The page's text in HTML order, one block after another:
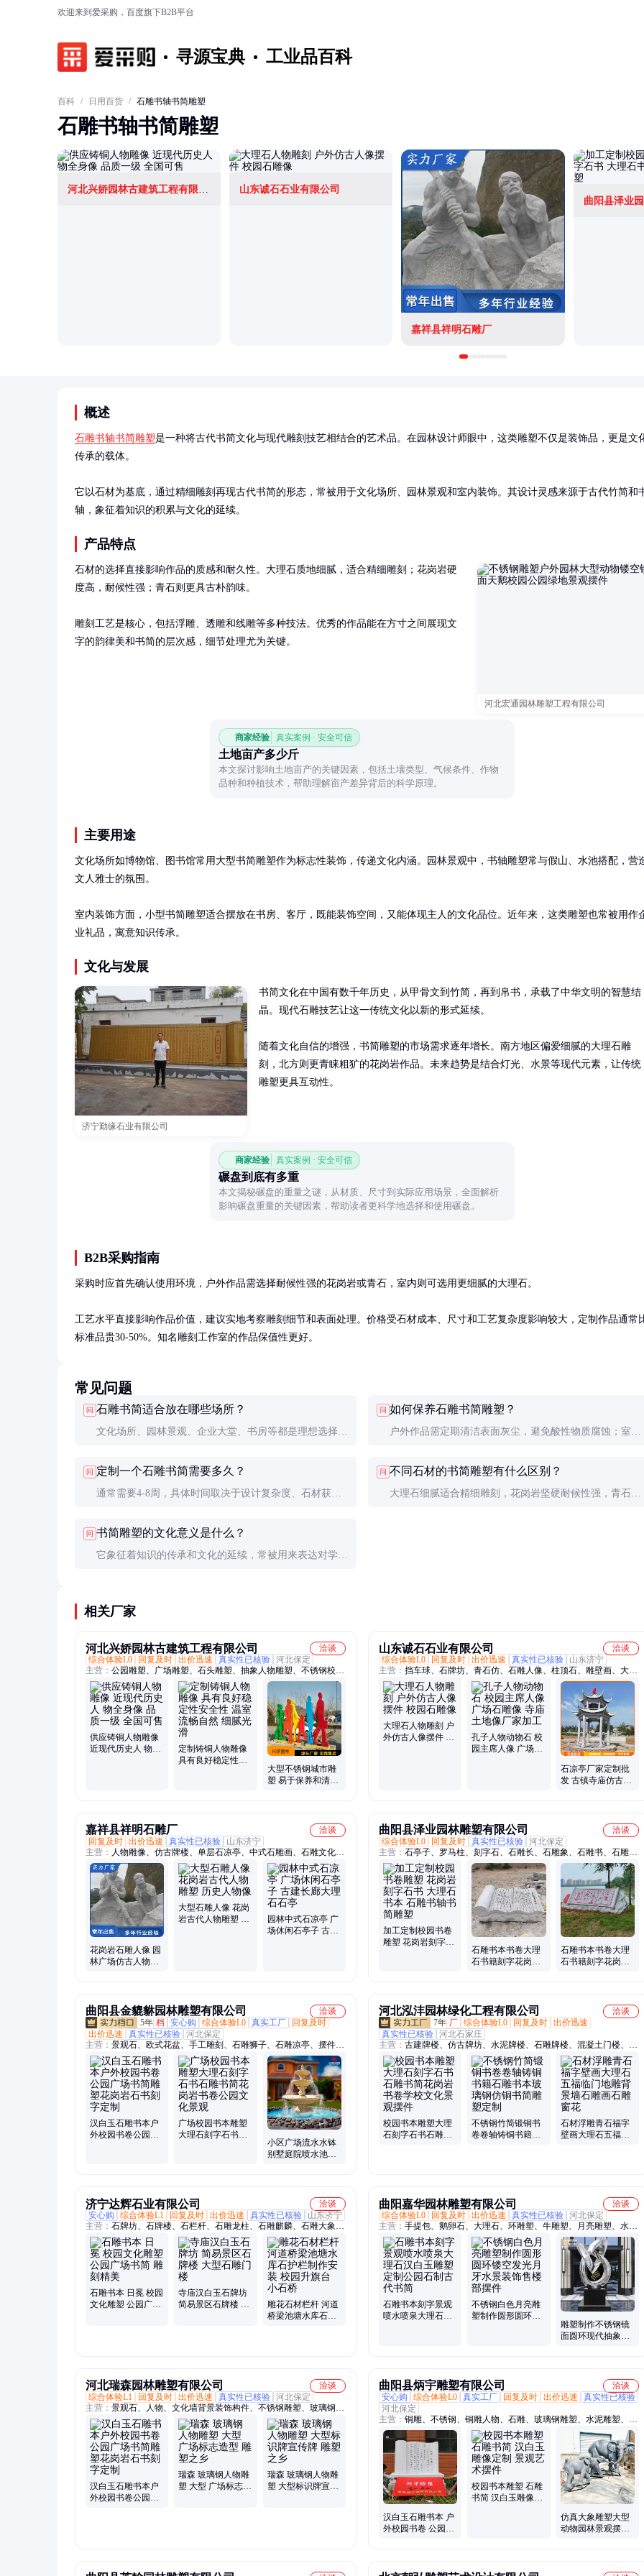
欢迎来到爱采购，百度旗下B2B平台
寻源宝典 工业品百科
百科 / 日用百货 / 石雕书轴书简雕塑
石雕书轴书简雕塑
河北兴娇园林古建筑工程有限公司 山东诚石石业有限公司
嘉祥县祥明石雕厂
曲阳县泽业
概述
石雕书轴书简雕塑是一种将古代书简文化与现代雕刻技艺相结合的艺术品。在园林设计师眼中，这类雕塑不仅是装饰品，更是文
传承的载体。
它以石材为基底，通过精细雕刻再现古代书简的形态，常被用于文化场所、园林景观和室内装饰。其设计灵感来源于古代竹简和
轴，象征着知识的积累与文化的延续。
产品特点
河北宏通园林雕塑工程有限公司
石材的选择直接影响作品的质感和耐久性。大理石质地细腻，适合精细雕刻；花岗岩硬
度高，耐候性强；青石则更具古朴韵味。
雕刻工艺是核心，包括浮雕、透雕和线雕等多种技法。优秀的作品能在方寸之间展现文
字的韵律美和书简的层次感，细节处理尤为关键。
商家经验 真实案例 · 安全可信
土地亩产多少斤
本文探讨影响土地亩产的关键因素，包括土壤类型、气候条件、作物
品种和种植技术，帮助理解亩产差异背后的科学原理。
主要用途
文化场所如博物馆、图书馆常用大型书简雕塑作为标志性装饰，传递文化内涵。园林景观中，书轴雕塑常与假山、水池搭配，营
文人雅士的氛围。
室内装饰方面，小型书简雕塑适合摆放在书房、客厅，既能装饰空间，又能体现主人的文化品位。近年来，这类雕塑也常被用作
业礼品，寓意知识传承。
文化与发展
济宁勤缘石业有限公司
书简文化在中国有数千年历史，从甲骨文到竹简，再到帛书，承载了中华文明的智慧结
晶。现代石雕技艺让这一传统文化以新的形式延续。
随着文化自信的增强，书简雕塑的市场需求逐年增长。南方地区偏爱细腻的大理石雕
刻，北方则更青睐粗犷的花岗岩作品。未来趋势是结合灯光、水景等现代元素，让传统
雕塑更具互动性。
商家经验 真实案例 · 安全可信
碾盘到底有多重
本文揭秘碾盘的重量之谜，从材质、尺寸到实际应用场景，全面解析
影响碾盘重量的关键因素，帮助读者更科学地选择和使用碾盘。
B2B采购指南
采购时应首先确认使用环境，户外作品需选择耐候性强的花岗岩或青石，室内则可选用更细腻的大理石。
工艺水平直接影响作品价值，建议实地考察雕刻细节和表面处理。价格受石材成本、尺寸和工艺复杂度影响较大，定制作品通常
标准品贵30-50%。知名雕刻工作室的作品保值性更好。
常见问题
问 石雕书简适合放在哪些场所？
文化场所、园林景观、企业大堂、书房等都是理想选择，
问 如何保养石雕书简雕塑？
户外作品需定期清洁表面灰尘，避免酸性物质腐蚀；室内
问 定制一个石雕书简需要多久？
通常需要4-8周，具体时间取决于设计复杂度、石材获取
问 不同石材的书简雕塑有什么区别？
大理石细腻适合精细雕刻，花岗岩坚硬耐候性强，青石古
问 书简雕塑的文化意义是什么？
它象征着知识的传承和文化的延续，常被用来表达对学问
相关厂家
河北兴娇园林古建筑工程有限公司
洽谈
综合体验L0
回复及时 出价迅速 真实性已核验 河北保定
主营： 公园雕塑、广场雕塑、石头雕塑、抽象人物雕塑、不锈钢校园
雕塑、不锈钢城市雕塑、不锈钢动物雕塑、不锈钢小区雕塑、不锈钢
抽象雕塑、铸铜雕塑、手工雕刻
供应铸铜人物雕像
近现代历史人 物全
定制铸铜人物雕像
具有良好稳定性安
大型不锈钢城市雕
塑 易于保养和清洁
山东诚石石业有限公司
洽谈
综合体验L0
回复及时 出价迅速 真实性已核验
山东济宁
主营： 挡车球、石牌坊、青石仿、石雕人像、柱顶石、雕壁画、大桥
石、大理石、石板材、石仿古、石桌子、柱墩石、圆形石、花岗岩、
马蹄石、柱鼓石、古建筑、柱基石、柱础石、石界桩、景观石、老石
槽、草坪石、青石板、包边石、风景石
大理石人物雕刻 户
外仿古人像摆件 校
孔子人物动物石 校
园主席人像 广场石
石凉亭厂家定制批
发 古镇寺庙仿古双
嘉祥县祥明石雕厂
洽谈
回复及时 出价迅速 真实性已核验
山东济宁
主营： 人物雕像、仿古牌楼、单层石凉亭、中式石雕画、石雕文化
柱、文化雕塑摆件、园林景观雕塑、石雕孔子像摆件、仿古青石板、
桥梁石护栏、门口麒麟摆件
花岗岩石雕人像 园
林广场仿古人物雕
大型石雕人像 花岗
岩古代人物雕塑 历
园林中式石凉亭 广
场休闲石亭子 古建
曲阳县泽业园林雕塑有限公司
洽谈
综合体验L0
回复及时 真实性已核验 河北保定
主营： 石亭子、罗马柱、刻字石、石雕长、石雕象、石雕书、石雕
观、石雕石、风水球、石牌坊、大理石、石凳子、石栏板、古建石、
户外石、龙柱石、石麒麟、栏杆石、石凉亭、公园石、河道石、庭院
石、别墅石、佛像石、切片石
加工定制校园书卷
雕塑 花岗岩刻字石
石雕书本书卷大理
石书籍刻字花岗岩
石雕书本书卷大理
石书籍刻字花岗岩
曲阳县金貔貅园林雕塑有限公司
洽谈
5年 档 安心购 综合体验L0 真实工厂
回复及时
出价迅速
真实性已核验 河北保定
主营： 景观石、欧式花盆、手工雕刻、石雕狮子、石雕凉亭、摆件石
雕、雕塑读书、栏杆雕塑、石雕牌楼、石雕影壁、石雕貔貅、人物雕
塑、动物雕塑、黑色石雕墓碑、石雕喷泉、园林景观雕塑、石雕麒
麟、石雕大象、不锈钢雕塑、石雕欧式凉亭、中式仿古、水池摆件、
摆件大理石、浮雕
汉白玉石雕书本户
外校园书卷公园广
广场校园书本雕塑
大理石刻字石书石
小区广场流水水钵
别墅庭院喷水池石
河北泓沣园林绿化工程有限公司
洽谈
7年 厂 综合体验L0 回复及时 出价迅速
真实性已核验 河北石家庄
主营： 古建牌楼、仿古牌坊、水泥牌楼、石雕牌楼、混凝土门楼、汉
白玉旗台、仿古凉亭长廊、石材浮雕
校园书本雕塑大理
石刻字石书石雕书
不锈钢竹简锻铜书
卷卷轴铸铜书籍石
石材浮雕青石福字
壁画大理石五福临
济宁达辉石业有限公司
洽谈
安心购
综合体验L1 回复及时 出价迅速 真实性已核验
山东济宁
主营： 石牌坊、石牌楼、石栏杆、石雕龙柱、石雕麒麟、石雕大象、
石雕壁画、青石板、老石板、村庄牌楼、农村石牌坊、村口石牌坊、
乡村石牌坊、村口石牌楼、乡村石牌楼、景区石牌坊、寺庙石牌坊、
河道石护栏、观音像、石狮子、抱鼓石、台阶石、柱墩石、陵园墓地
石牌坊、桥梁石栏杆
石雕书本 日冕 校园
文化雕塑 公园广场
寺庙汉白玉石牌坊
简易景区石牌楼 大
雕花石材栏杆 河道
桥梁池塘水库石护
曲阳嘉华园林雕塑有限公司
洽谈
综合体验L0
回复及时 出价迅速 真实性已核验 河北保定
主营： 手提包、鹅卵石、大理石、环雕塑、牛雕塑、月亮雕塑、水滴
雕塑、蝴蝶雕塑、人物雕塑、石雕大象、雕塑摆件、切面石、装饰
品、拦路石、牛奶瓶、工艺品、背景墙、影壁墙、购物袋、气球摆
件、浮雕挂件、道具摆件、铁艺装饰、人物雕像、摆件饰品
石雕书本刻字景观
喷水喷泉大理石汉
不锈钢白色月亮雕
塑制作圆形圆环镂
雕塑制作不锈钢镜
面圆环现代抽象月
河北瑞森园林雕塑有限公司
洽谈
综合体验L1
回复及时 出价迅速 真实性已核验 河北保定
主营： 景观石、人物、文化墙背景装饰构件、不锈钢雕塑、玻璃钢人
物雕塑、雕塑、标志性雕塑、常年陈列雕塑、玻璃钢雕塑、人文景观
雕塑、铸铜雕塑、纪念雕塑、喷泉流水景观雕塑、工艺雕塑、主题雕
塑、创意雕塑、镂空雕塑、名人雕塑、景观装饰摆件、落地景观石、
浮雕、假山流水堆叠石材、艺术摆件、装饰摆件、石材浮雕
汉白玉石雕书本户
外校园书卷公园广
瑞森 玻璃钢人物雕
塑 大型 广场标志造
瑞森 玻璃钢人物雕
塑 大型标识牌宣传
曲阳县炳宇雕塑有限公司
洽谈
安心购
综合体验L0 真实工厂 回复及时 出价迅速
真实性已核验
河北保定
主营： 铜雕、不锈钢、铜雕人物、石雕、玻璃钢雕塑、水泥雕塑、园
林景观雕塑、校园雕塑、公园雕塑、金属雕塑、石雕人物、纪念馆雕
塑、玻璃钢人物雕塑、真人肖像雕塑、炳宇雕塑、铜雕动物、铜浮
雕、石材浮雕、玻璃钢浮雕
汉白玉石雕书本 户
外校园书卷 公园书
校园书本雕塑 石雕
书简 汉白玉雕像定
仿真大象雕塑大型
动物园林景观摆件